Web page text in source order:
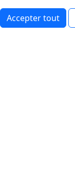
Accepter tout